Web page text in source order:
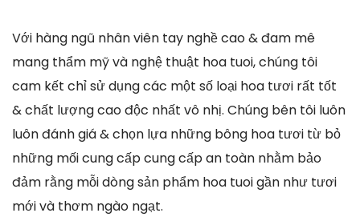
Với hàng ngũ nhân viên tay nghề cao & đam mê
mang thẩm mỹ và nghệ thuật hoa tuoi, chúng tôi
cam kết chỉ sử dụng các một số loại hoa tươi rất tốt
& chất lượng cao độc nhất vô nhị. Chúng bên tôi luôn
luôn đánh giá & chọn lựa những bông hoa tươi từ bỏ
những mối cung cấp cung cấp an toàn nhằm bảo
đảm rằng mỗi dòng sản phẩm hoa tuoi gần như tươi
mới và thơm ngào ngạt.